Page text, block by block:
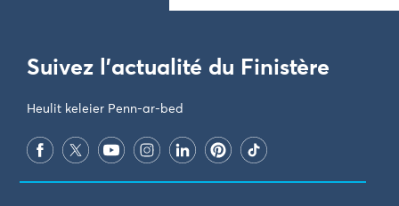
Suivez l'actualité du Finistère
Heulit keleier Penn-ar-bed